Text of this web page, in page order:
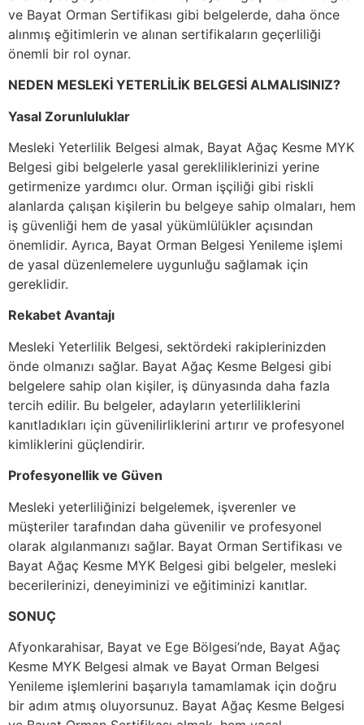
ve Bayat Orman Sertifikası gibi belgelerde, daha önce
alınmış eğitimlerin ve alınan sertifikaların geçerliliği
önemli bir rol oynar.
NEDEN MESLEKİ YETERLİLİK BELGESİ ALMALISINIZ?
Yasal Zorunluluklar
Mesleki Yeterlilik Belgesi almak, Bayat Ağaç Kesme MYK
Belgesi gibi belgelerle yasal gerekliliklerinizi yerine
getirmenize yardımcı olur. Orman işçiliği gibi riskli
alanlarda çalışan kişilerin bu belgeye sahip olmaları, hem
iş güvenliği hem de yasal yükümlülükler açısından
önemlidir. Ayrıca, Bayat Orman Belgesi Yenileme işlemi
de yasal düzenlemelere uygunluğu sağlamak için
gereklidir.
Rekabet Avantajı
Mesleki Yeterlilik Belgesi, sektördeki rakiplerinizden
önde olmanızı sağlar. Bayat Ağaç Kesme Belgesi gibi
belgelere sahip olan kişiler, iş dünyasında daha fazla
tercih edilir. Bu belgeler, adayların yeterliliklerini
kanıtladıkları için güvenilirliklerini artırır ve profesyonel
kimliklerini güçlendirir.
Profesyonellik ve Güven
Mesleki yeterliliğinizi belgelemek, işverenler ve
müşteriler tarafından daha güvenilir ve profesyonel
olarak algılanmanızı sağlar. Bayat Orman Sertifikası ve
Bayat Ağaç Kesme MYK Belgesi gibi belgeler, mesleki
becerilerinizi, deneyiminizi ve eğitiminizi kanıtlar.
SONUÇ
Afyonkarahisar, Bayat ve Ege Bölgesi’nde, Bayat Ağaç
Kesme MYK Belgesi almak ve Bayat Orman Belgesi
Yenileme işlemlerini başarıyla tamamlamak için doğru
bir adım atmış oluyorsunuz. Bayat Ağaç Kesme Belgesi